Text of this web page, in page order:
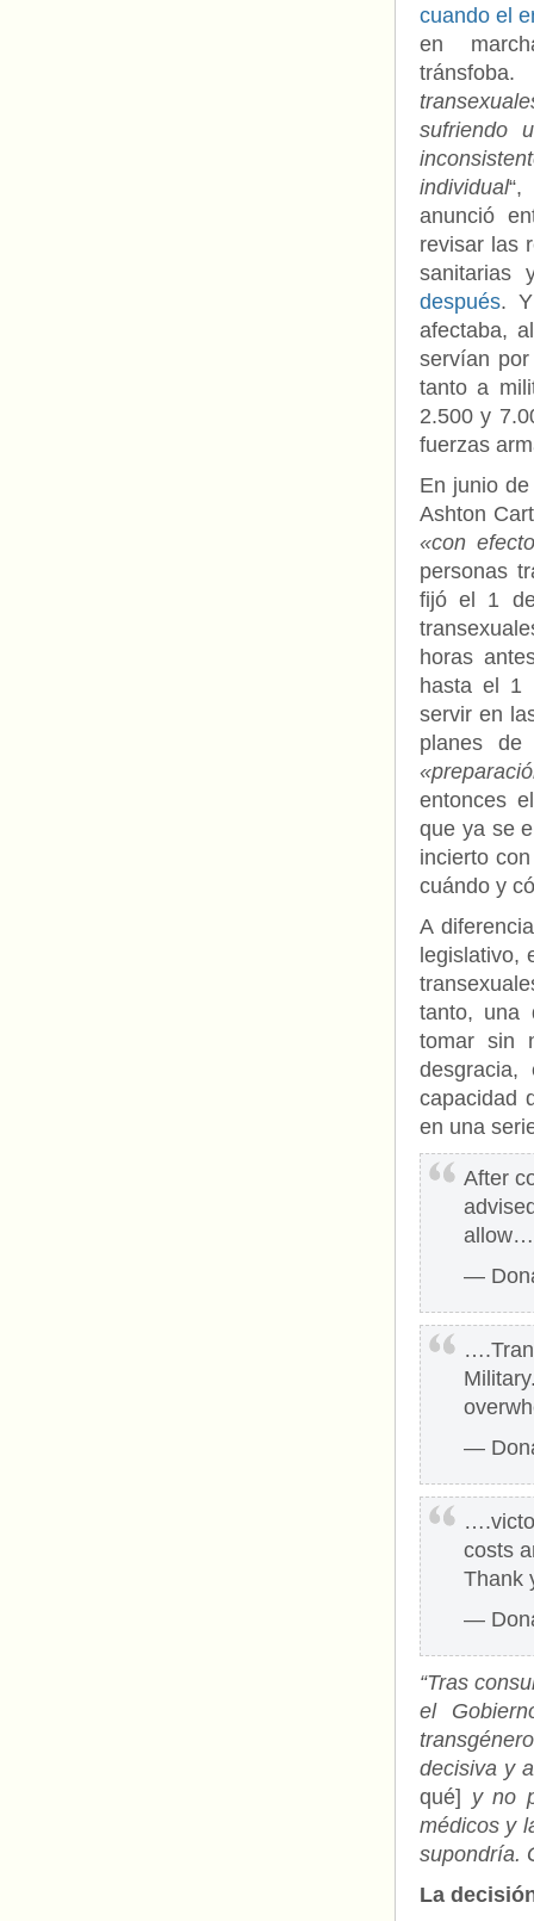
cuando el
en
sufriendo
individual“,
anunció
revisar las
sanitarias
después.
afectaba,
servían
tanto a
2.500 y
fuerzas
En junio
Ashton
«con
personas
fijó el 1
horas
hasta el 1
servir en
planes
entonces
que ya se
incierto
cuándo y
A
legislativo,
tanto, una
tomar sin
capacidad
en una
After
—
—
costs
Thank
—
“Tras
el
decisiva y
qué] y no
médicos y
supondría.
La